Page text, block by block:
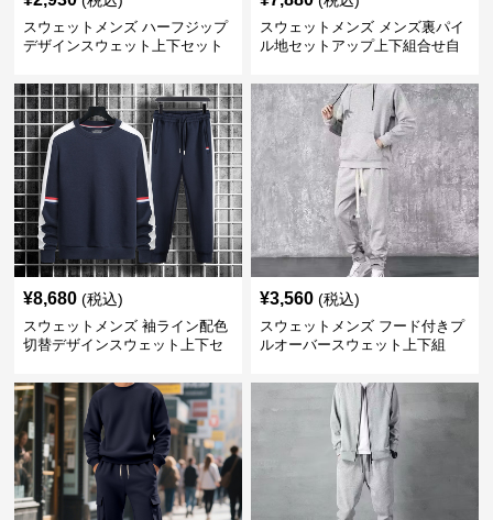
スウェットメンズ ハーフジップ
デザインスウェット上下セット
スウェットメンズ メンズ裏パイ
ル地セットアップ上下組合せ自
¥8,680 (税込)
スウェットメンズ 袖ライン配色
切替デザインスウェット上下セ
¥3,560 (税込)
スウェットメンズ フード付きプ
ルオーバースウェット上下組